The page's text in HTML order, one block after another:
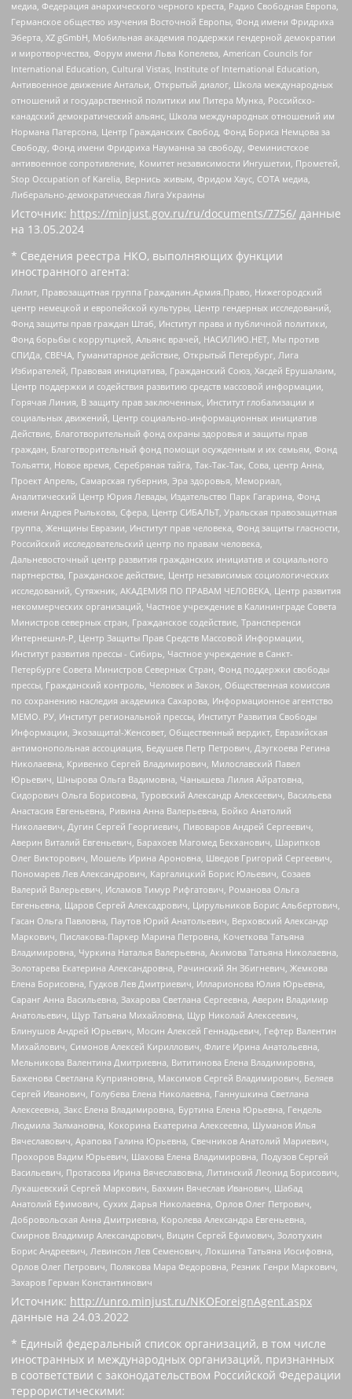
медиа, Федерация анархического черного креста, Радио Свободная Европа,
Германское общество изучения Восточной Европы, Фонд имени Фридриха
Эберта, XZ gGmbH, Мобильная академия поддержки гендерной демократии
и миротворчества, Форум имени Льва Копелева, American Councils for
International Education, Cultural Vistas, Institute of International Education,
Антивоенное движение Антальи, Открытый диалог, Школа международных
отношений и государственной политики им Питера Мунка, Российско-
канадский демократический альянс, Школа международных отношений им
Нормана Патерсона, Центр Гражданских Свобод, Фонд Бориса Немцова за
Свободу, Фонд имени Фридриха Науманна за свободу, Феминистское
антивоенное сопротивление, Комитет независимости Ингушетии, Прометей,
Stop Occupation of Karelia, Вернись живым, Фридом Хаус, СОТА медиа,
Либерально-демократическая Лига Украины
Источник: https://minjust.gov.ru/ru/documents/7756/ данные
на 13.05.2024
* Сведения реестра НКО, выполняющих функции
иностранного агента:
Лилит, Правозащитная группа Гражданин.Армия.Право, Нижегородский
центр немецкой и европейской культуры, Центр гендерных исследований,
Фонд защиты прав граждан Штаб, Институт права и публичной политики,
Фонд борьбы с коррупцией, Альянс врачей, НАСИЛИЮ.НЕТ, Мы против
СПИДа, СВЕЧА, Гуманитарное действие, Открытый Петербург, Лига
Избирателей, Правовая инициатива, Гражданский Союз, Хасдей Ерушалаим,
Центр поддержки и содействия развитию средств массовой информации,
Горячая Линия, В защиту прав заключенных, Институт глобализации и
социальных движений, Центр социально-информационных инициатив
Действие, Благотворительный фонд охраны здоровья и защиты прав
граждан, Благотворительный фонд помощи осужденным и их семьям, Фонд
Тольятти, Новое время, Серебряная тайга, Так-Так-Так, Сова, центр Анна,
Проект Апрель, Самарская губерния, Эра здоровья, Мемориал,
Аналитический Центр Юрия Левады, Издательство Парк Гагарина, Фонд
имени Андрея Рылькова, Сфера, Центр СИБАЛЬТ, Уральская правозащитная
группа, Женщины Евразии, Институт прав человека, Фонд защиты гласности,
Российский исследовательский центр по правам человека,
Дальневосточный центр развития гражданских инициатив и социального
партнерства, Гражданское действие, Центр независимых социологических
исследований, Сутяжник, АКАДЕМИЯ ПО ПРАВАМ ЧЕЛОВЕКА, Центр развития
некоммерческих организаций, Частное учреждение в Калининграде Совета
Министров северных стран, Гражданское содействие, Трансперенси
Интернешнл-Р, Центр Защиты Прав Средств Массовой Информации,
Институт развития прессы - Сибирь, Частное учреждение в Санкт-
Петербурге Совета Министров Северных Стран, Фонд поддержки свободы
прессы, Гражданский контроль, Человек и Закон, Общественная комиссия
по сохранению наследия академика Сахарова, Информационное агентство
МЕМО. РУ, Институт региональной прессы, Институт Развития Свободы
Информации, Экозащита!-Женсовет, Общественный вердикт, Евразийская
антимонопольная ассоциация, Бедушев Петр Петрович, Дзугкоева Регина
Николаевна, Кривенко Сергей Владимирович, Милославский Павел
Юрьевич, Шнырова Ольга Вадимовна, Чанышева Лилия Айратовна,
Сидорович Ольга Борисовна, Туровский Александр Алексеевич, Васильева
Анастасия Евгеньевна, Ривина Анна Валерьевна, Бойко Анатолий
Николаевич, Дугин Сергей Георгиевич, Пивоваров Андрей Сергеевич,
Аверин Виталий Евгеньевич, Барахоев Магомед Бекханович, Шарипков
Олег Викторович, Мошель Ирина Ароновна, Шведов Григорий Сергеевич,
Пономарев Лев Александрович, Каргалицкий Борис Юльевич, Созаев
Валерий Валерьевич, Исламов Тимур Рифгатович, Романова Ольга
Евгеньевна, Щаров Сергей Алексадрович, Цирульников Борис Альбертович,
Гасан Ольга Павловна, Паутов Юрий Анатольевич, Верховский Александр
Маркович, Пислакова-Паркер Марина Петровна, Кочеткова Татьяна
Владимировна, Чуркина Наталья Валерьевна, Акимова Татьяна Николаевна,
Золотарева Екатерина Александровна, Рачинский Ян Збигневич, Жемкова
Елена Борисовна, Гудков Лев Дмитриевич, Илларионова Юлия Юрьевна,
Саранг Анна Васильевна, Захарова Светлана Сергеевна, Аверин Владимир
Анатольевич, Щур Татьяна Михайловна, Щур Николай Алексеевич,
Блинушов Андрей Юрьевич, Мосин Алексей Геннадьевич, Гефтер Валентин
Михайлович, Симонов Алексей Кириллович, Флиге Ирина Анатольевна,
Мельникова Валентина Дмитриевна, Вититинова Елена Владимировна,
Баженова Светлана Куприяновна, Максимов Сергей Владимирович, Беляев
Сергей Иванович, Голубева Елена Николаевна, Ганнушкина Светлана
Алексеевна, Закс Елена Владимировна, Буртина Елена Юрьевна, Гендель
Людмила Залмановна, Кокорина Екатерина Алексеевна, Шуманов Илья
Вячеславович, Арапова Галина Юрьевна, Свечников Анатолий Мариевич,
Прохоров Вадим Юрьевич, Шахова Елена Владимировна, Подузов Сергей
Васильевич, Протасова Ирина Вячеславовна, Литинский Леонид Борисович,
Лукашевский Сергей Маркович, Бахмин Вячеслав Иванович, Шабад
Анатолий Ефимович, Сухих Дарья Николаевна, Орлов Олег Петрович,
Добровольская Анна Дмитриевна, Королева Александра Евгеньевна,
Смирнов Владимир Александрович, Вицин Сергей Ефимович, Золотухин
Борис Андреевич, Левинсон Лев Семенович, Локшина Татьяна Иосифовна,
Орлов Олег Петрович, Полякова Мара Федоровна, Резник Генри Маркович,
Захаров Герман Константинович
Источник: http://unro.minjust.ru/NKOForeignAgent.aspx
данные на 24.03.2022
* Единый федеральный список организаций, в том числе
иностранных и международных организаций, признанных
в соответствии с законодательством Российской Федерации
террористическими: